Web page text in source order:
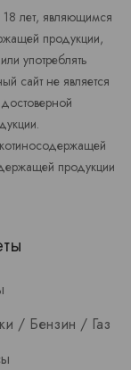
18 лет, являющимся
продукции,
употреблять
сайт не является
продукции
/ Бензин / Газ